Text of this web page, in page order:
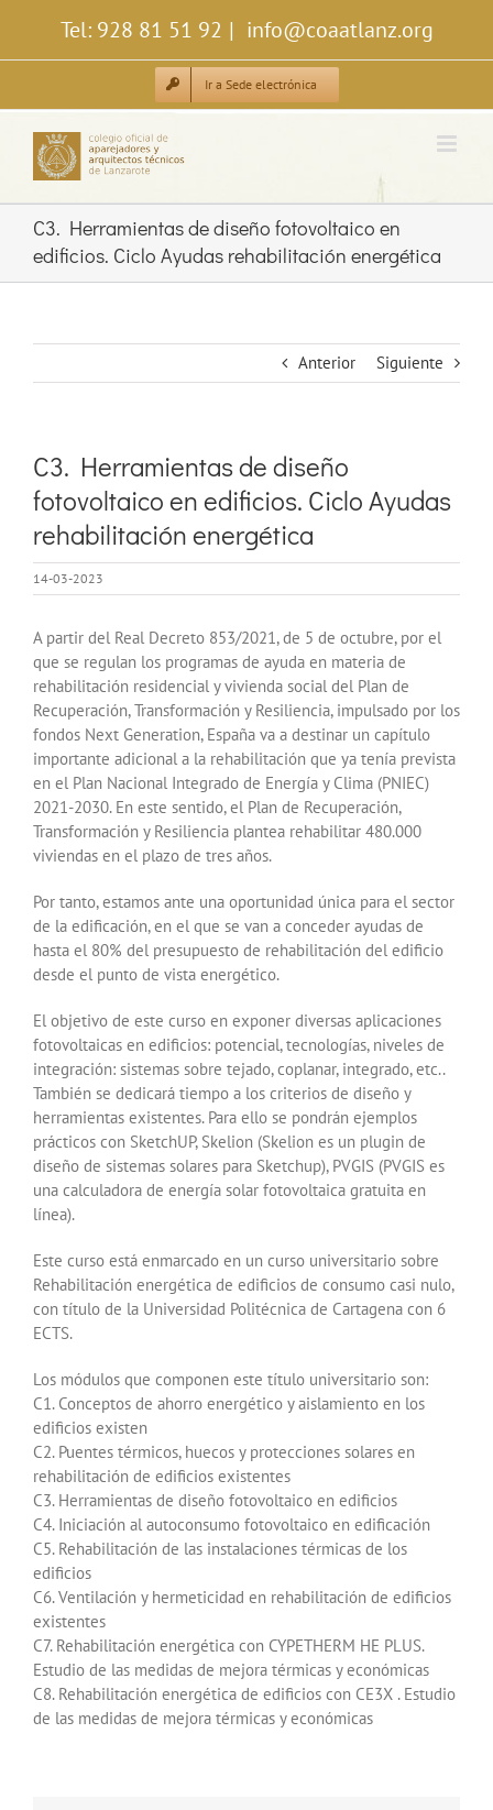
contenido
Tel: 928 81 51 92 | info@coaatlanz.org
Ir a Sede electrónica
C3. Herramientas de diseño fotovoltaico en
edificios. Ciclo Ayudas rehabilitación energética
Anterior Siguiente
C3. Herramientas de diseño
fotovoltaico en edificios. Ciclo Ayudas
rehabilitación energética
14-03-2023
A partir del Real Decreto 853/2021, de 5 de octubre, por el
que se regulan los programas de ayuda en materia de
rehabilitación residencial y vivienda social del Plan de
Recuperación, Transformación y Resiliencia, impulsado por los
fondos Next Generation, España va a destinar un capítulo
importante adicional a la rehabilitación que ya tenía prevista
en el Plan Nacional Integrado de Energía y Clima (PNIEC)
2021-2030. En este sentido, el Plan de Recuperación,
Transformación y Resiliencia plantea rehabilitar 480.000
viviendas en el plazo de tres años.
Por tanto, estamos ante una oportunidad única para el sector
de la edificación, en el que se van a conceder ayudas de
hasta el 80% del presupuesto de rehabilitación del edificio
desde el punto de vista energético.
El objetivo de este curso en exponer diversas aplicaciones
fotovoltaicas en edificios: potencial, tecnologías, niveles de
integración: sistemas sobre tejado, coplanar, integrado, etc..
También se dedicará tiempo a los criterios de diseño y
herramientas existentes. Para ello se pondrán ejemplos
prácticos con SketchUP, Skelion (Skelion es un plugin de
diseño de sistemas solares para Sketchup), PVGIS (PVGIS es
una calculadora de energía solar fotovoltaica gratuita en
línea).
Este curso está enmarcado en un curso universitario sobre
Rehabilitación energética de edificios de consumo casi nulo,
con título de la Universidad Politécnica de Cartagena con 6
ECTS.
Los módulos que componen este título universitario son:
C1. Conceptos de ahorro energético y aislamiento en los
edificios existen
C2. Puentes térmicos, huecos y protecciones solares en
rehabilitación de edificios existentes
C3. Herramientas de diseño fotovoltaico en edificios
C4. Iniciación al autoconsumo fotovoltaico en edificación
C5. Rehabilitación de las instalaciones térmicas de los
edificios
C6. Ventilación y hermeticidad en rehabilitación de edificios
existentes
C7. Rehabilitación energética con CYPETHERM HE PLUS.
Estudio de las medidas de mejora térmicas y económicas
C8. Rehabilitación energética de edificios con CE3X . Estudio
de las medidas de mejora térmicas y económicas